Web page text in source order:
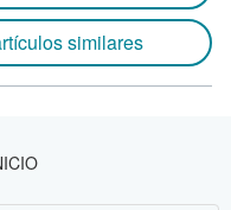
similares